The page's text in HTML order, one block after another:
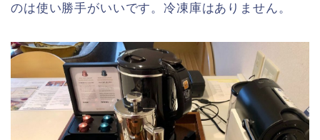
のは使い勝手がいいです。冷凍庫はありません。